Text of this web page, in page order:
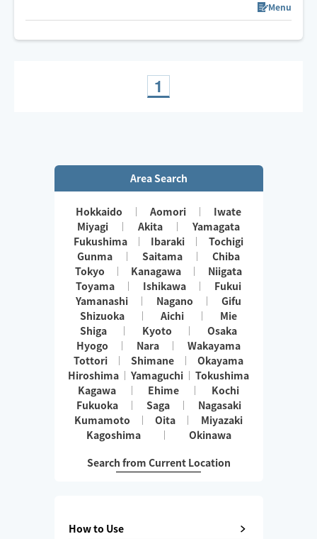
とても励みになるレビューもありがとうございます🥹✨️
また会えるのを楽しみにしています🍀
Menu
1
Area Search
Hokkaido Aomori
Iwate
Miyagi
Akita
Yamagata
Fukushima
Ibaraki
Tochigi
Gunma
Saitama
Chiba
Tokyo
Kanagawa
Niigata
Toyama
Ishikawa
Fukui
Yamanashi
Nagano
Gifu
Shizuoka
Aichi
Mie
Shiga
Kyoto
Osaka
Hyogo
Nara
Wakayama
Tottori
Shimane
Okayama
Hiroshima
Yamaguchi
Tokushima
Kagawa
Ehime
Kochi
Fukuoka
Saga
Nagasaki
Kumamoto
Oita
Miyazaki
Kagoshima
Okinawa
Search from Current Location
How to Use